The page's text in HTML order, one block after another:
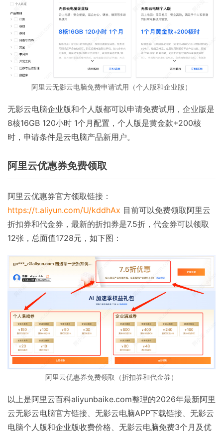
阿里云无影云电脑免费申请试用（个人版和企业版）
无影云电脑企业版和个人版都可以申请免费试用，企业版是
8核16GB 120小时 1个月配置，个人版是黄金款+200核
时，申请条件是云电脑产品新用户。
阿里云优惠券免费领取
阿里云优惠券官方领取链接：
https://t.aliyun.com/U/kddhAx 目前可以免费领取阿里云
折扣券和代金券，最新的折扣券是7.5折，代金券可以领取
12张，总面值1728元，如下图：
阿里云优惠券免费领取（折扣券和代金券）
以上是阿里云百科aliyunbaike.com整理的2026年最新阿里
云无影云电脑官方链接、无影云电脑APP下载链接、无影云
电脑个人版和企业版收费价格、无影云电脑免费3个月及优